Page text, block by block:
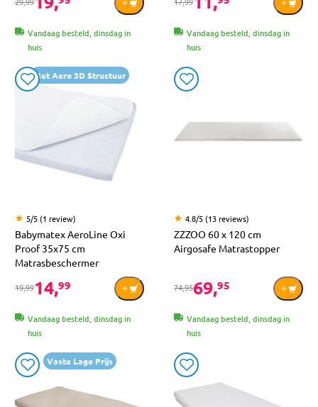
Vandaag besteld, dinsdag in
huis
Vandaag besteld, dinsdag in
huis
Met Aero 3D Structuur
5/5 (1 review)
Babymatex AeroLine Oxi
Proof 35x75 cm
Matrasbeschermer
19,9914,99
Vandaag besteld, dinsdag in
huis
4.8/5 (13 reviews)
ZZZOO 60 x 120 cm
Airgosafe Matrastopper
74,9569,95
Vandaag besteld, dinsdag in
huis
Vaste Lage Prijs